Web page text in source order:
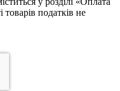
товарів податків не